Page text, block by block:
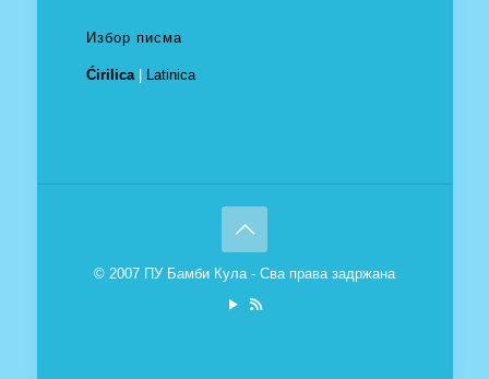
Избор писма
Ćirilica| Latinica
© 2007 ПУ Бамби Кула - Сва права задржана